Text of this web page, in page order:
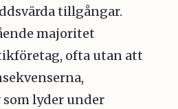
tillgångar.
majoritet
ofta utan att
lyder under